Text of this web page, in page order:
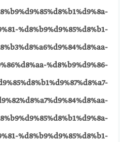
%d8%b9%d9%85%d8%b1-
%d8%b9%d9%86-
%d8%b9%d9%85%d8%b1-